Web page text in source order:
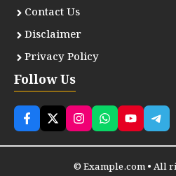
Contact Us
Disclaimer
Privacy Policy
Follow Us
© Example.com • All